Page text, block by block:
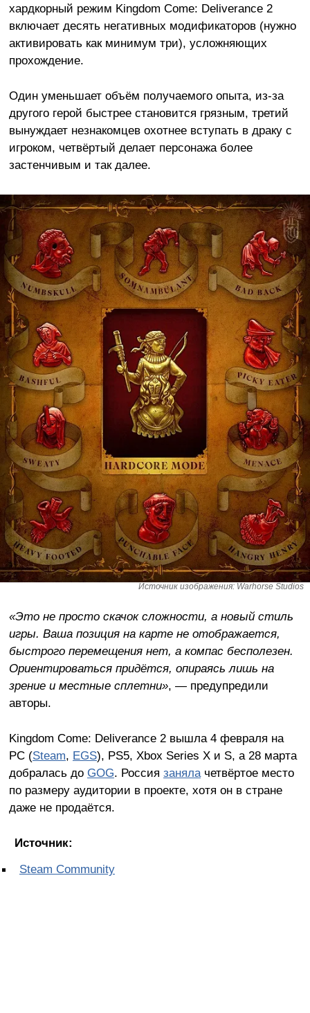
хардкорный режим Kingdom Come: Deliverance 2
включает десять негативных модификаторов (нужно
активировать как минимум три), усложняющих
прохождение.
Один уменьшает объём получаемого опыта, из-за
другого герой быстрее становится грязным, третий
вынуждает незнакомцев охотнее вступать в драку с
игроком, четвёртый делает персонажа более
застенчивым и так далее.
Источник изображения: Warhorse Studios
«Это не просто скачок сложности, а новый стиль
игры. Ваша позиция на карте не отображается,
быстрого перемещения нет, а компас бесполезен.
Ориентироваться придётся, опираясь лишь на
зрение и местные сплетни», — предупредили
авторы.
Kingdom Come: Deliverance 2 вышла 4 февраля на
PC (Steam, EGS), PS5, Xbox Series X и S, а 28 марта
добралась до GOG. Россия занялачетвёртое место
по размеру аудитории в проекте, хотя он в стране
даже не продаётся.
Источник:
Steam Community